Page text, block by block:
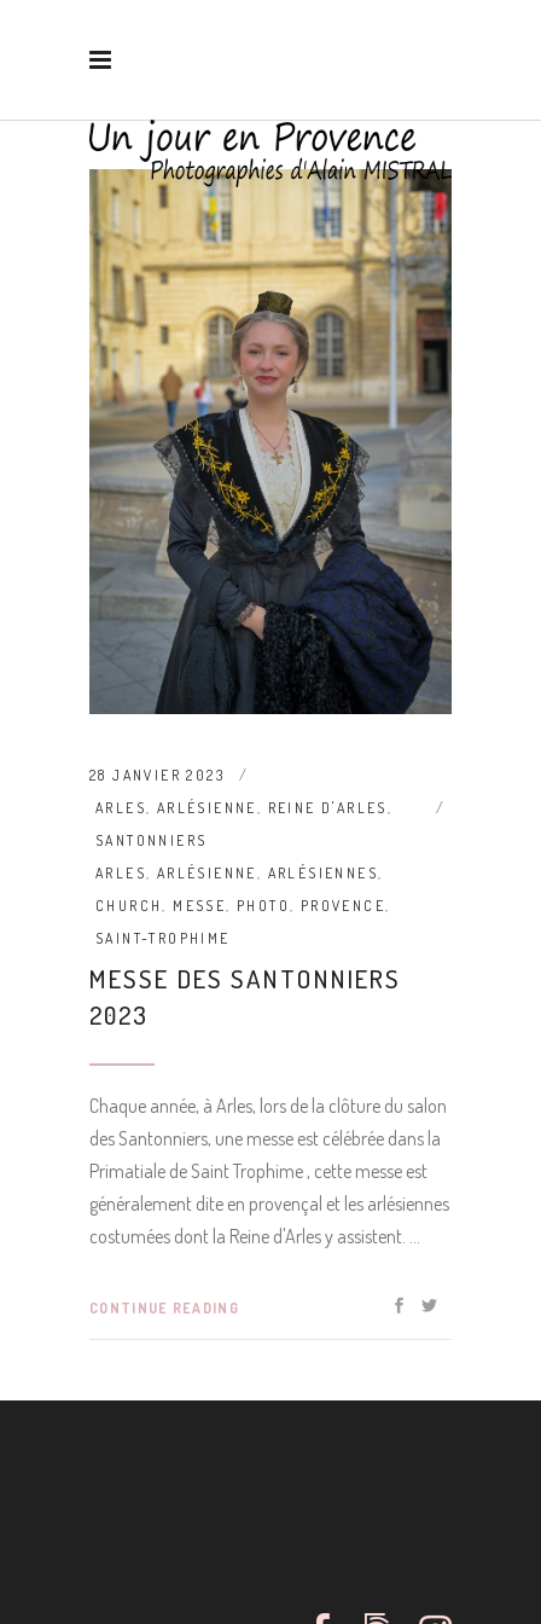
28 JANVIER 2023
ARLES, ARLÉSIENNE , REINE D'ARLES ,
SANTONNIERS
ARLES, ARLÉSIENNE , ARLÉSIENNES,
CHURCH, MESSE, PHOTO, PROVENCE,
SAINT-TROPHIME
MESSE DES SANTONNIERS
2023
Chaque année, à Arles, lors de la clôture du salon
des Santonniers, une messe est célébrée dans la
Primatiale de Saint Trophime , cette messe est
généralement dite en provençal et les arlésiennes
costumées dont la Reine d'Arles y assistent.
CONTINUE READING